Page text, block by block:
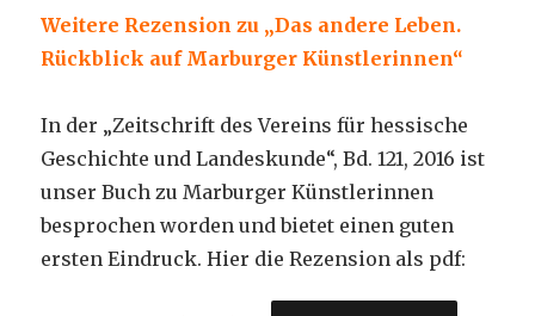
Weitere Rezension zu „Das andere Leben.
Rückblick auf Marburger Künstlerinnen“
In der „Zeitschrift des Vereins für hessische
Geschichte und Landeskunde“, Bd. 121, 2016 ist
unser Buch zu Marburger Künstlerinnen
besprochen worden und bietet einen guten
ersten Eindruck. Hier die Rezension als pdf: